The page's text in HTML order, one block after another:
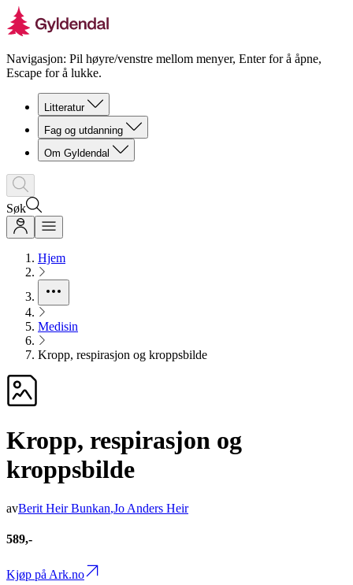
Navigasjon: Pil høyre/venstre mellom menyer, Enter for å åpne,
Escape for å lukke.
Litteratur
Fag og utdanning
Om Gyldendal
Søk
Hjem
Medisin
Kropp, respirasjon og kroppsbilde
Kropp, respirasjon og
kroppsbilde
avBerit Heir Bunkan,Jo Anders Heir
589,-
Kjøp på Ark.no